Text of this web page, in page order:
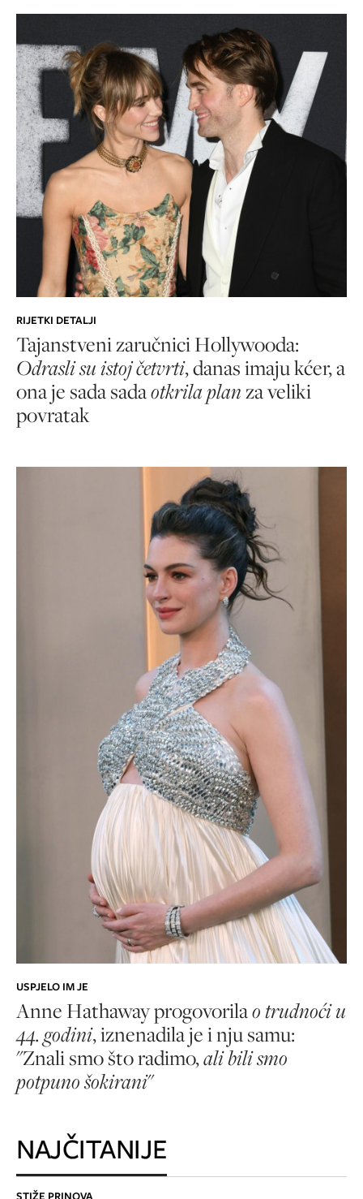
RIJETKI DETALJI
Tajanstveni zaručnici Hollywooda:
Odrasli su istoj četvrti, danas imaju kćer, a
ona je sada sadaotkrila planza veliki
povratak
USPJELO IM JE
Anne Hathaway progovorilao trudnoći u
44. godini, iznenadila je i nju samu:
"Znali smo što radimo,ali bili smo
potpuno šokirani"
NAJČITANIJE